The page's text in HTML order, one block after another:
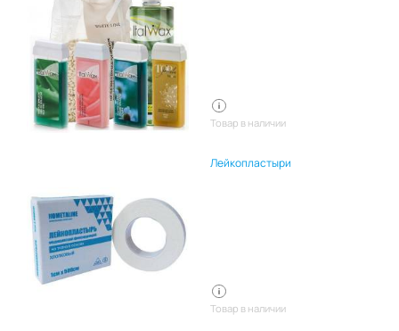
Товар в наличии
Лейкопластыри
Товар в наличии